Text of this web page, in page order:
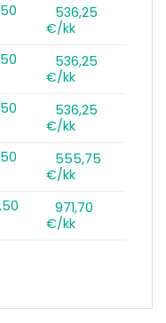
536,25
€/kk
536,25
€/kk
536,25
€/kk
555,75
€/kk
971,70
€/kk